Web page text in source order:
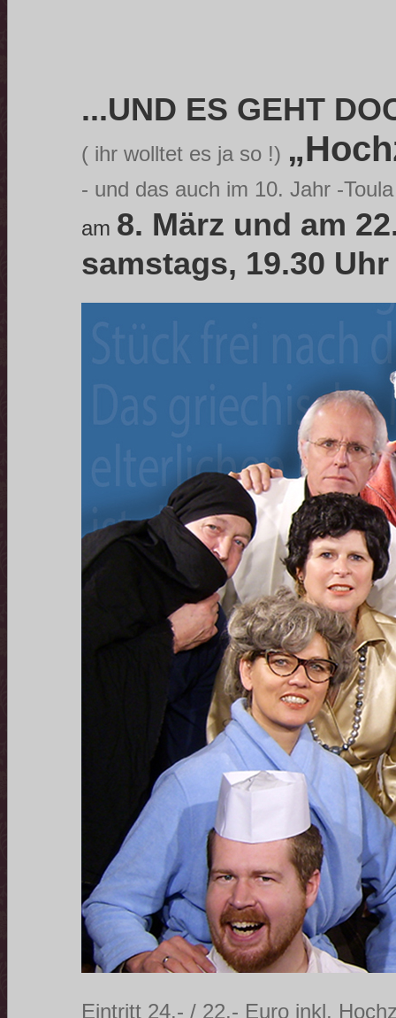
...UND ES GEHT
( ihr wolltet es ja so !)
- und das auch im 10. Jahr -
am 8. März und am
samstags, 19.30 Uhr
Eintritt 24.- / 22.- Euro inkl.